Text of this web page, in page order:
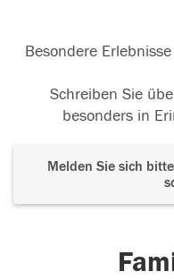
Besondere
Schreiben Sie
besonders in
Melden Sie sich